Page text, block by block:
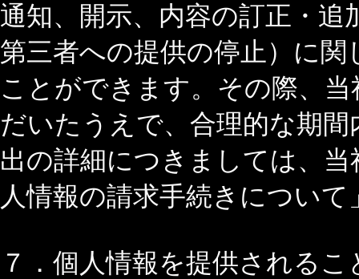
通知、開示、内容の訂正・
第三者への提供の停止）に
ことができます。その際、
だいたうえで、合理的な期
出の詳細につきましては、
人情報の請求手続きについ
７．個人情報を提供される